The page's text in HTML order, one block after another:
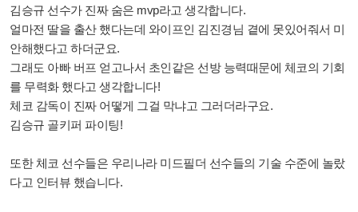
김승규 선수가 진짜 숨은 mvp라고 생각합니다.
얼마전 딸을 출산 했다는데 와이프인 김진경님 곁에 못있어줘서 미
안해했다고 하더군요.
그래도 아빠 버프 얻고나서 초인같은 선방 능력때문에 체코의 기회
를 무력화 했다고 생각합니다!
체코 감독이 진짜 어떻게 그걸 막냐고 그러더라구요.
김승규 골키퍼 파이팅!
또한 체코 선수들은 우리나라 미드필더 선수들의 기술 수준에 놀랐
다고 인터뷰 했습니다.